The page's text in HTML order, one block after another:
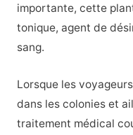
importante, cette
tonique, agent de
sang.
Lorsque les
dans les colonies et
traitement médical